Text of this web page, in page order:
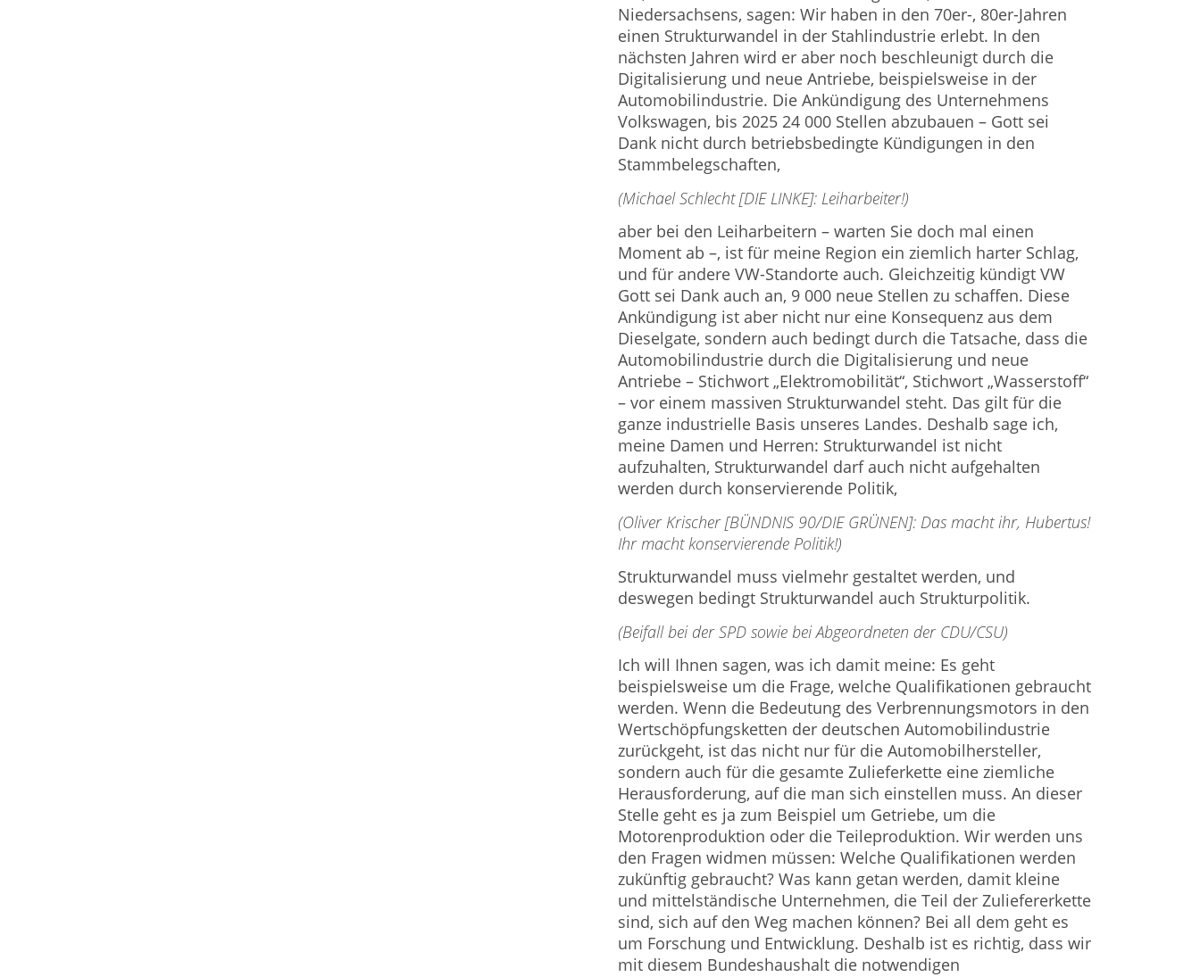
Niedersachsens, sagen: Wir haben in den 70er-, 80er-Jahren
einen Strukturwandel in der Stahlindustrie erlebt. In den
nächsten Jahren wird er aber noch beschleunigt durch die
Digitalisierung und neue Antriebe, beispielsweise in der
Automobilindustrie. Die Ankündigung des Unternehmens
Volkswagen, bis 2025 24 000 Stellen abzubauen – Gott sei
Dank nicht durch betriebsbedingte Kündigungen in den
Stammbelegschaften,
(Michael Schlecht [DIE LINKE]: Leiharbeiter!)
aber bei den Leiharbeitern – warten Sie doch mal einen
Moment ab –, ist für meine Region ein ziemlich harter Schlag,
und für andere VW-Standorte auch. Gleichzeitig kündigt VW
Gott sei Dank auch an, 9 000 neue Stellen zu schaffen. Diese
Ankündigung ist aber nicht nur eine Konsequenz aus dem
Dieselgate, sondern auch bedingt durch die Tatsache, dass die
Automobilindustrie durch die Digitalisierung und neue
Antriebe – Stichwort „Elektromobilität“, Stichwort „Wasserstoff“
– vor einem massiven Strukturwandel steht. Das gilt für die
ganze industrielle Basis unseres Landes. Deshalb sage ich,
meine Damen und Herren: Strukturwandel ist nicht
aufzuhalten, Strukturwandel darf auch nicht aufgehalten
werden durch konservierende Politik,
(Oliver Krischer [BÜNDNIS 90/DIE GRÜNEN]: Das macht ihr, Hubertus!
Ihr macht konservierende Politik!)
Strukturwandel muss vielmehr gestaltet werden, und
deswegen bedingt Strukturwandel auch Strukturpolitik.
(Beifall bei der SPD sowie bei Abgeordneten der CDU/CSU)
Ich will Ihnen sagen, was ich damit meine: Es geht
beispielsweise um die Frage, welche Qualifikationen gebraucht
werden. Wenn die Bedeutung des Verbrennungsmotors in den
Wertschöpfungsketten der deutschen Automobilindustrie
zurückgeht, ist das nicht nur für die Automobilhersteller,
sondern auch für die gesamte Zulieferkette eine ziemliche
Herausforderung, auf die man sich einstellen muss. An dieser
Stelle geht es ja zum Beispiel um Getriebe, um die
Motorenproduktion oder die Teileproduktion. Wir werden uns
den Fragen widmen müssen: Welche Qualifikationen werden
zukünftig gebraucht? Was kann getan werden, damit kleine
und mittelständische Unternehmen, die Teil der Zuliefererkette
sind, sich auf den Weg machen können? Bei all dem geht es
um Forschung und Entwicklung. Deshalb ist es richtig, dass wir
mit diesem Bundeshaushalt die notwendigen